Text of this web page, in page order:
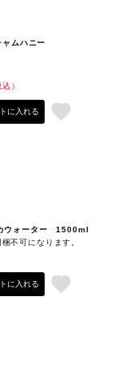
ムハニー
）
に入れる
ウォーター 1500ml
不可になります。
に入れる